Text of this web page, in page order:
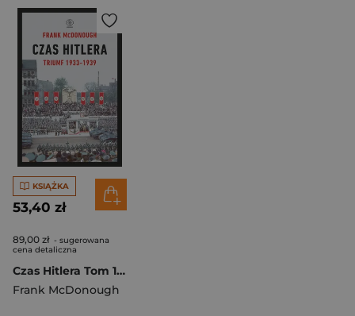
KSIĄŻKA
53,40 zł
89,00 zł - sugerowana
cena detaliczna
Czas Hitlera Tom 1 Triumf 1933-1939
Frank McDonough